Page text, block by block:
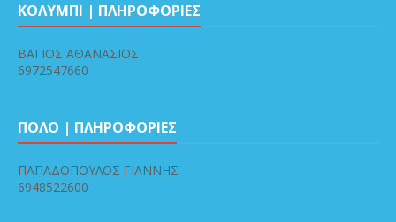
ΚΟΛΥΜΠΙ | ΠΛΗΡΟΦΟΡΙΕΣ
ΒΑΓΙΟΣ ΑΘΑΝΑΣΙΟΣ
6972547660
ΠΟΛΟ | ΠΛΗΡΟΦΟΡΙΕΣ
ΠΑΠΑΔΟΠΟΥΛΟΣ ΓΙΑΝΝΗΣ
6948522600